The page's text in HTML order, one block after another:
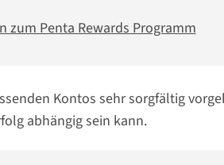
zum Penta Rewards Programm
Kontos sehr sorgfältig
abhängig sein kann.